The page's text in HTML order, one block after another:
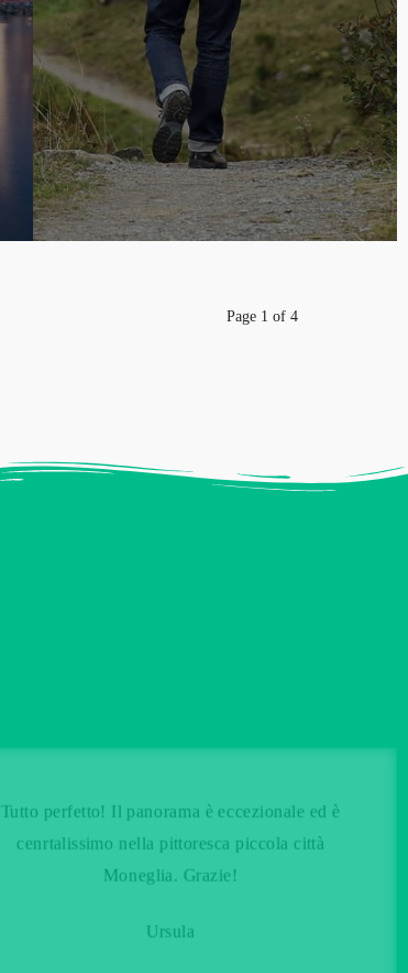
Page 1 of 4
Tutto perfetto! Il panorama è eccezionale ed è
cenrtalissimo nella pittoresca piccola città
Moneglia. Grazie!
Ursula